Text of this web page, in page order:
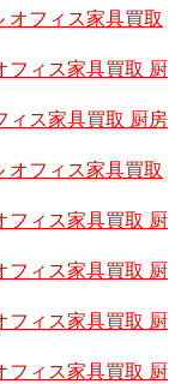
オフィス家具買取
フィス家具買取 厨
ィス家具買取 厨房
オフィス家具買取
フィス家具買取 厨
フィス家具買取 厨
フィス家具買取 厨
フィス家具買取 厨